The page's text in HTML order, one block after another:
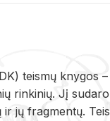
teis­mų kny­gos
rin­ki­nių. Jį
jų frag­men­tų.